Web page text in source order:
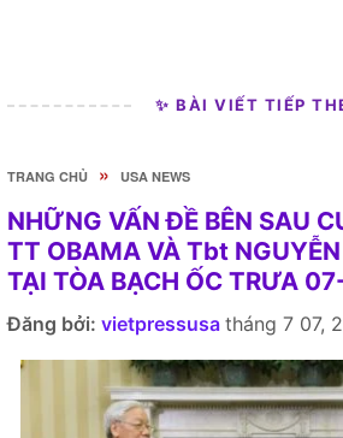
✨ BÀI VIẾT TIẾP
TRANG CHỦ » USA NEWS
NHỮNG VẤN ĐỀ BÊN SAU
TT OBAMA VÀ Tbt
TẠI TÒA BẠCH ỐC TRƯA
Đăng bởi: vietpressusa tháng 7 07,